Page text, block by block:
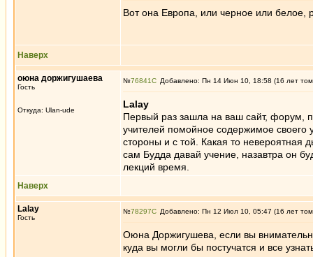
Вот она Европа, или черное или белое,
Наверх
оюна доржигушаева
Гость
Откуда: Ulan-ude
№76841 Добавлено: Пн 14 Июн 10, 18:58 (16 лет
Lalay
Первый раз зашла на ваш сайт, форум,
учителей помойное содержимое
стороны и с той. Какая то невероятная
сам Будда давай учение, назавтра он
лекций время.
Наверх
Lаlау
Гость
№78297 Добавлено: Пн 12 Июл 10, 05:47 (16 лет
Оюна Доржигушева, если вы
куда вы могли бы постучатся и все